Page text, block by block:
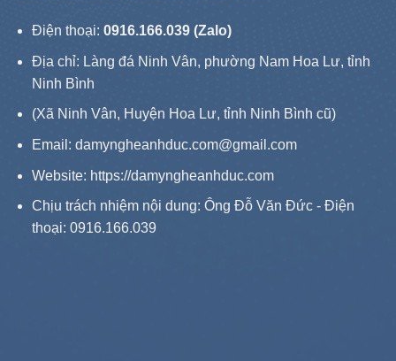
Điện thoại: 0916.166.039 (Zalo)
Địa chỉ: Làng đá Ninh Vân, phường Nam Hoa Lư, tỉnh
Ninh Bình
(Xã Ninh Vân, Huyện Hoa Lư, tỉnh Ninh Bình cũ)
Email: damyngheanhduc.com@gmail.com
Website: https://damyngheanhduc.com
Chịu trách nhiệm nội dung: Ông Đỗ Văn Đức - Điện
thoại: 0916.166.039